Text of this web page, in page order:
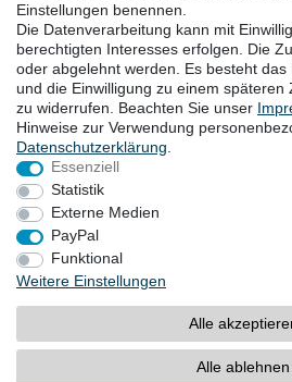
KONTAKT
Goebel GmbH
Mühlenstraße 2-4
40699 Erkrath
Deutschland
Telefon: +49 (0) 211 24 50 00 129
von Montag bis Freitag 10:00-
E-mail:info@goebel-shop.com
www.goebel-group.com
ZAHLUNGSARTEN
Einstellungen benennen.
Die Datenverarbeitung kann mit
berechtigten Interesses erfolgen. Die
oder abgelehnt werden. Es besteht das
und die Einwilligung zu einem
zu widerrufen. Beachten Sie unser
Hinweise zur Verwendung
Daten­schutz­erklärung
Essenziell
Statistik
Externe Medien
PayPal
Funktional
Weitere Einstellungen
Alle
Alle ablehnen